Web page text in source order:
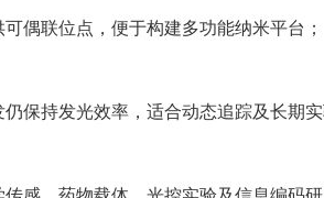
偶联位点，便于构建多功能纳米平台；
保持发光效率，适合动态追踪及长期实